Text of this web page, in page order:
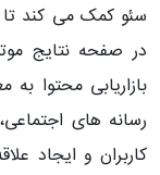
سئو کمک می کند
در صفحه نتایج
بازاریابی محتوا
رسانه های
کاربران و ایجاد